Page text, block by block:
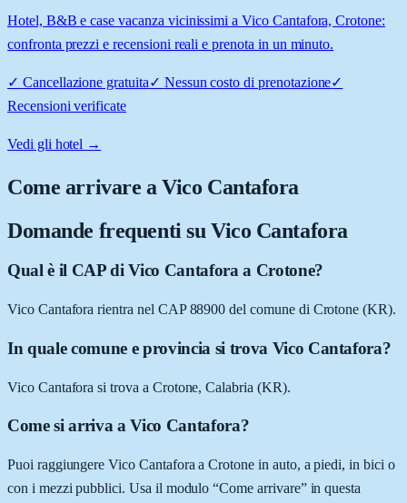
Hotel, B&B e case vacanza vicinissimi a Vico Cantafora, Crotone:
confronta prezzi e recensioni reali e prenota in un minuto.
✓ Cancellazione gratuita✓ Nessun costo di prenotazione✓
Recensioni verificate
Vedi gli hotel →
Come arrivare aVico Cantafora
Domande frequenti su Vico Cantafora
Qual è il CAP di Vico Cantafora a Crotone?
Vico Cantafora rientra nel CAP 88900 del comune di Crotone (KR).
In quale comune e provincia si trova Vico Cantafora?
Vico Cantafora si trova a Crotone, Calabria (KR).
Come si arriva a Vico Cantafora?
Puoi raggiungere Vico Cantafora a Crotone in auto, a piedi, in bici o
con i mezzi pubblici. Usa il modulo “Come arrivare” in questa